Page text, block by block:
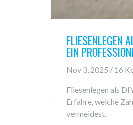
FLIESENLEGEN
EIN
Nov 3, 2025 / 16
Fliesenlegen als
Erfahre, welche
vermeidest.